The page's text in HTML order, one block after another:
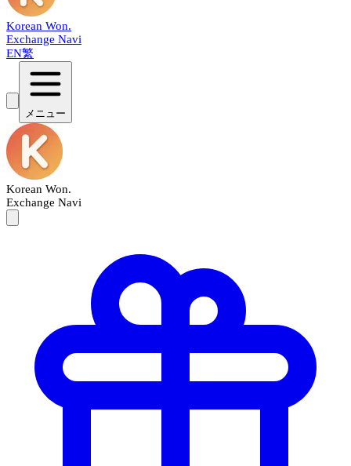
Korean Won.
Exchange Navi
EN繁
メニュー
Korean Won.
Exchange Navi